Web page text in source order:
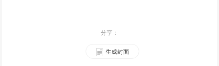
分享：
生成封面